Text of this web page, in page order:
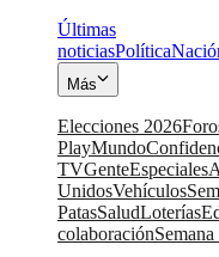
Últimas
noticiasPolítica
Más
Elecciones 2026
PlayMundo
TVGenteEspeciales
UnidosVehículos
PatasSaludLoterías
colaboración